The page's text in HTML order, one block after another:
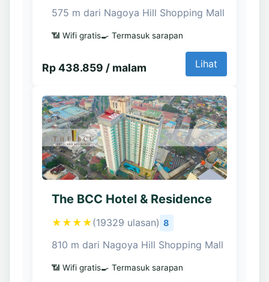
575 m dari Nagoya Hill Shopping Mall
📶 Wifi gratis🍳 Termasuk sarapan
Rp 438.859 / malam Lihat
The BCC Hotel & Residence
★★★★(19329 ulasan) 8
810 m dari Nagoya Hill Shopping Mall
📶 Wifi gratis🍳 Termasuk sarapan